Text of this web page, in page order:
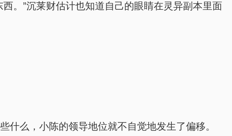
。”沉莱财估计也知道自己的眼睛在灵异副本里面
么，小陈的领导地位就不自觉地发生了偏移。